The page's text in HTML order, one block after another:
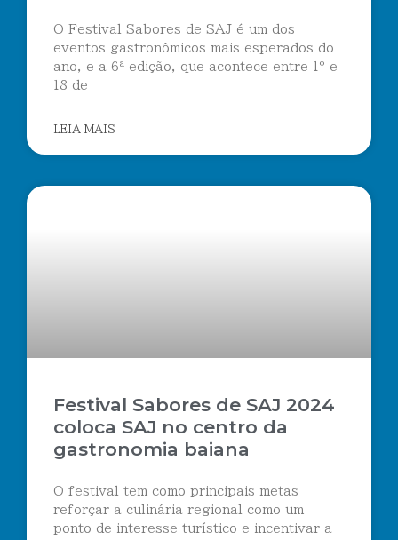
O Festival Sabores de SAJ é um dos
eventos gastronômicos mais esperados do
ano, e a 6ª edição, que acontece entre 1º e
18 de
LEIA MAIS
Festival Sabores de SAJ 2024
coloca SAJ no centro da
gastronomia baiana
O festival tem como principais metas
reforçar a culinária regional como um
ponto de interesse turístico e incentivar a